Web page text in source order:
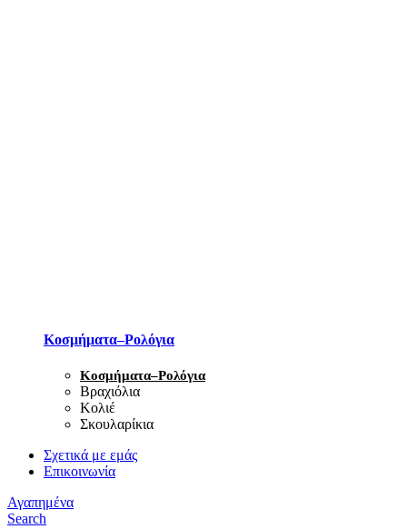
Κοσμήματα–Ρολόγια
Κοσμήματα–Ρολόγια
Βραχιόλια
Κολιέ
Σκουλαρίκια
Σχετικά με εμάς
Επικοινωνία
Αγαπημένα
Search